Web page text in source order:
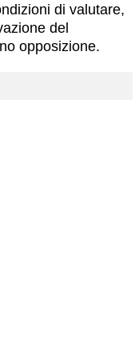
di valutare,
del
opposizione.